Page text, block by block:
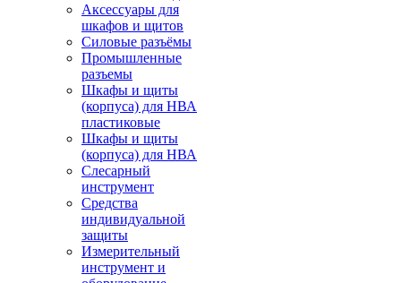
Аксессуары для
шкафов и щитов
Силовые разъёмы
Промышленные
разъемы
Шкафы и щиты
(корпуса) для НВА
пластиковые
Шкафы и щиты
(корпуса) для НВА
Слесарный
инструмент
Средства
индивидуальной
защиты
Измерительный
инструмент и